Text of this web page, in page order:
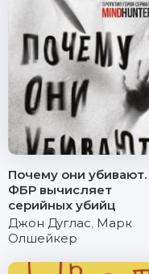
Почему они убивают.
ФБР вычисляет
серийных убийц
Джон Дуглас, Марк
Олшейкер